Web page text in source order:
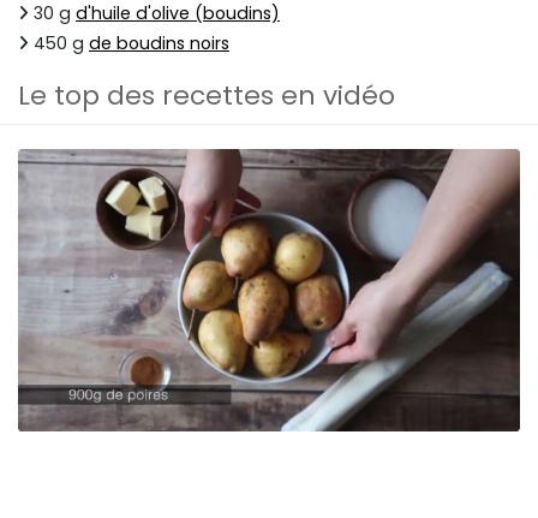
30 g d'huile d'olive (boudins)
450 g de boudins noirs
Le top des recettes en vidéo